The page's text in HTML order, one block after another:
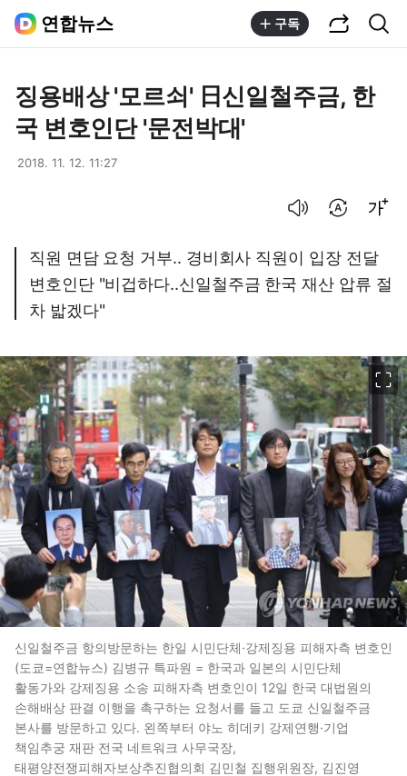
연합뉴스 구독
징용배상 '모르쇠' 日신일철주금, 한
국 변호인단 '문전박대'
2018. 11. 12. 11:27
직원 면담 요청 거부.. 경비회사 직원이 입장 전달
변호인단 "비겁하다..신일철주금 한국 재산 압류 절
차 밟겠다"
신일철주금 항의방문하는 한일 시민단체·강제징용 피해자측 변호인
(도쿄=연합뉴스) 김병규 특파원 = 한국과 일본의 시민단체
활동가와 강제징용 소송 피해자측 변호인이 12일 한국 대법원의
손해배상 판결 이행을 촉구하는 요청서를 들고 도쿄 신일철주금
본사를 방문하고 있다. 왼쪽부터 야노 히데키 강제연행·기업
책임추궁 재판 전국 네트워크 사무국장,
태평양전쟁피해자보상추진협의회 김민철 집행위원장, 김진영